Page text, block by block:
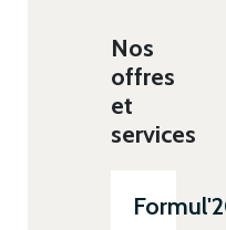
Nos
offres
et
services